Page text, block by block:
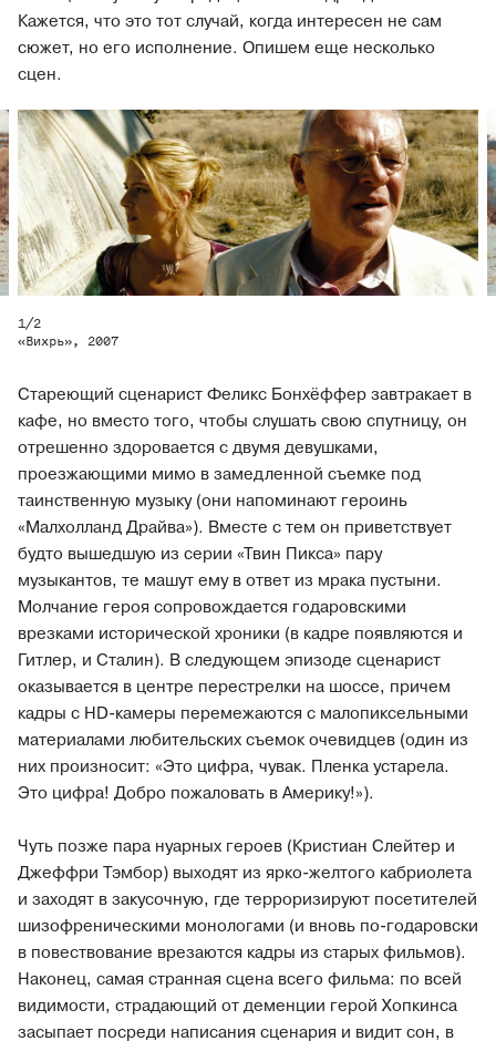
Кажется, что это тот случай, когда интересен не сам
сюжет, но его исполнение. Опишем еще несколько
сцен.
1 /2
«Вихрь», 2007
Стареющий сценарист Феликс Бонхёффер завтракает в
кафе, но вместо того, чтобы слушать свою спутницу, он
отрешенно здоровается с двумя девушками,
проезжающими мимо в замедленной съемке под
таинственную музыку (они напоминают героинь
«Малхолланд Драйва»). Вместе с тем он приветствует
будто вышедшую из серии «Твин Пикса» пару
музыкантов, те машут ему в ответ из мрака пустыни.
Молчание героя сопровождается годаровскими
врезками исторической хроники (в кадре появляются и
Гитлер, и Сталин). В следующем эпизоде сценарист
оказывается в центре перестрелки на шоссе, причем
кадры с HD-камеры перемежаются с малопиксельными
материалами любительских съемок очевидцев (один из
них произносит: «Это цифра, чувак. Пленка устарела.
Это цифра! Добро пожаловать в Америку!»).
Чуть позже пара нуарных героев (Кристиан Слейтер и
Джеффри Тэмбор) выходят из ярко-желтого кабриолета
и заходят в закусочную, где терроризируют посетителей
шизофреническими монологами (и вновь по-годаровски
в повествование врезаются кадры из старых фильмов).
Наконец, самая странная сцена всего фильма: по всей
видимости, страдающий от деменции герой Хопкинса
засыпает посреди написания сценария и видит сон, в